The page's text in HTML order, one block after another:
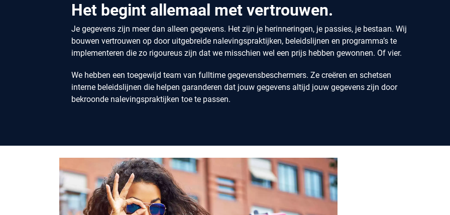
Het begint allemaal met vertrouwen.
Je gegevens zijn meer dan alleen gegevens. Het zijn je herinneringen, je passies, je bestaan. Wij
bouwen vertrouwen op door uitgebreide nalevingspraktijken, beleidslijnen en programma’s te
implementeren die zo rigoureus zijn dat we misschien wel een prijs hebben gewonnen. Of vier.
We hebben een toegewijd team van fulltime gegevensbeschermers. Ze creëren en schetsen
interne beleidslijnen die helpen garanderen dat jouw gegevens altijd jouw gegevens zijn door
bekroonde nalevingspraktijken toe te passen.